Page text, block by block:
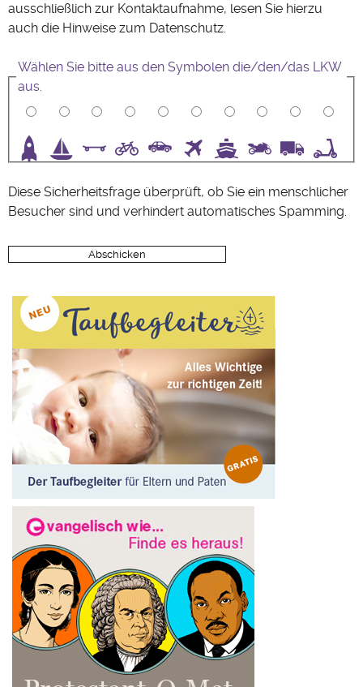
ausschließlich zur Kontaktaufnahme, lesen Sie hierzu
auch die Hinweise zum Datenschutz.
Wählen Sie bitte aus den Symbolen die/den/das LKW
aus.
Diese Sicherheitsfrage überprüft, ob Sie ein menschlicher
Besucher sind und verhindert automatisches Spamming.